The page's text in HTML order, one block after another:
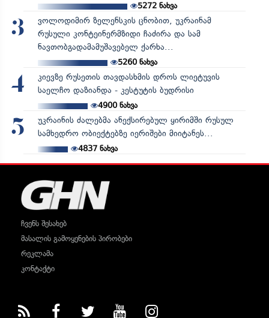
5272ნახვა
3
ვოლოდიმირ ზელენსკის ცნობით, უკრაინამ
რუსული კონტეინერმზიდი ჩაძირა და სამ
ნავთობგადამამუშავებელ ქარხა...
5260ნახვა
4
კიევზე რუსეთის თავდასხმის დროს ლიეტუვის
საელჩო დაზიანდა - კესტუტის ბუდრისი
4900ნახვა
5
უკრაინის ძალებმა ანექსირებულ ყირიმში რუსულ
სამხედრო ობიექტებზე იერიშები მიიტანეს...
4837ნახვა
ჩვენს შესახებ
მასალის გამოყენების პირობები
რეკლამა
კონტაქტი